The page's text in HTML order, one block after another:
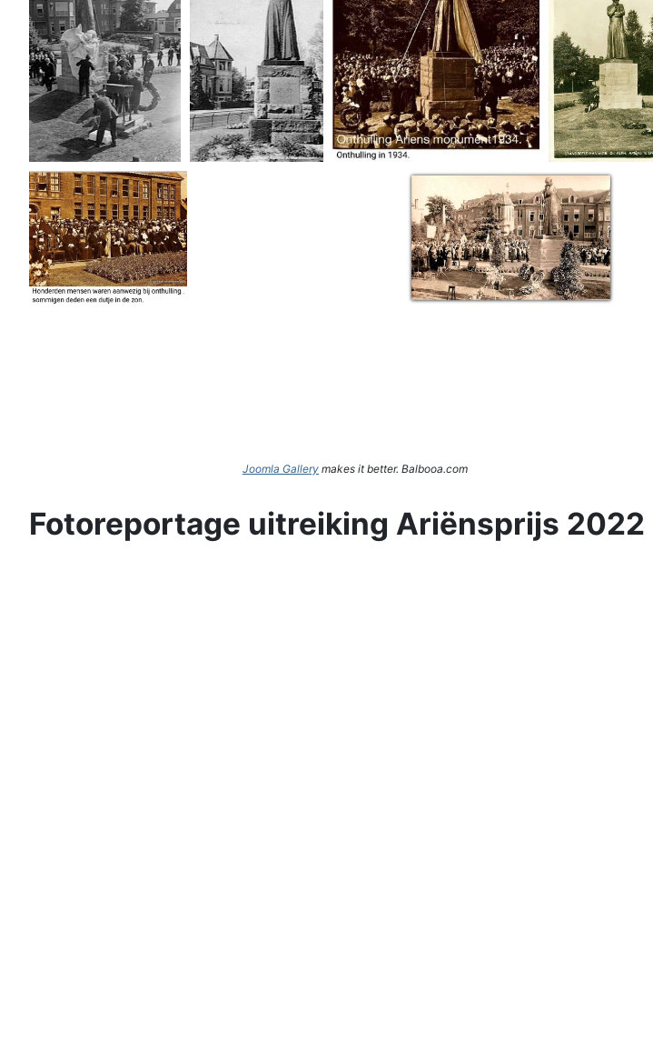
Joomla Gallery makes it better. Balbooa.com
Fotoreportage uitreiking Ariënsprijs 2022